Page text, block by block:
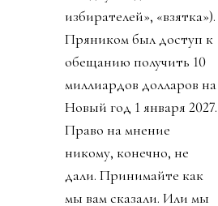
избирателей», «взятка»).
Пряником был доступ к
обещанию получить 10
миллиардов долларов на
Новый год 1 января 2027.
Право на мнение
никому, конечно, не
дали. Принимайте как
мы вам сказали. Или мы